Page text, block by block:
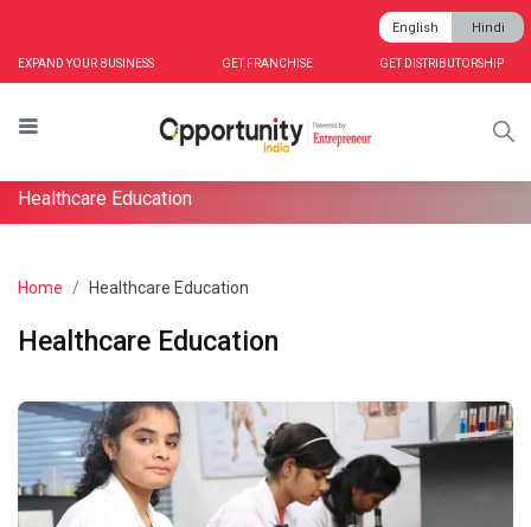
EXPAND YOUR BUSINESS GET FRANCHISE GET DISTRIBUTORSHIP
English Hindi
Healthcare Education
Home Healthcare Education
Healthcare Education